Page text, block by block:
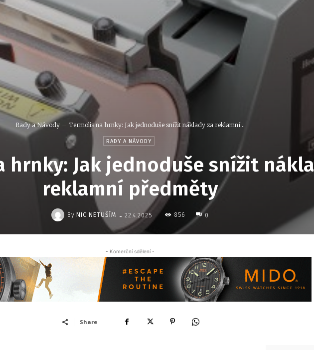
Rady a Návody Termolis na hrnky: Jak jednoduše snížit náklady za reklamní...
RADY A NÁVODY
hrnky: Jak jednoduše snížit
reklamní předměty
By NIC NETUŠÍM - 22.4.2025 856 0
- Komerční sdělení -
Share